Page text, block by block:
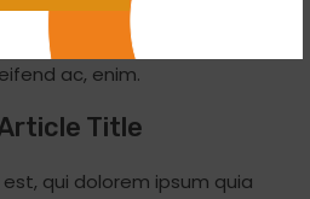
semper nisi. Aenean
Aenean leo ligula, porttitor
ac, enim.
Title
qui dolorem ipsum quia